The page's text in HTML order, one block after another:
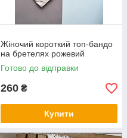
Жіночий короткий топ-бандо
на бретелях рожевий
Готово до відправки
260 ₴
Купити